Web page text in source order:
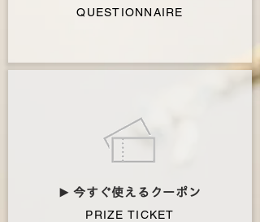
QUESTIONNAIRE
▶︎ 今すぐ使えるクーポン
PRIZE TICKET